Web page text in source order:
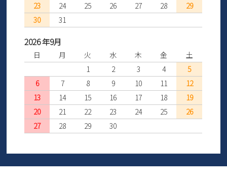
23
24 25 26 27 28
29
30
31
2026 年9月
日 月 火 水 木 金
土
1
2 3 4
5
6
7 8 9 10 11
12
13
14 15 16 17 18
19
20
21 22 23 24 25
26
27
28 29 30